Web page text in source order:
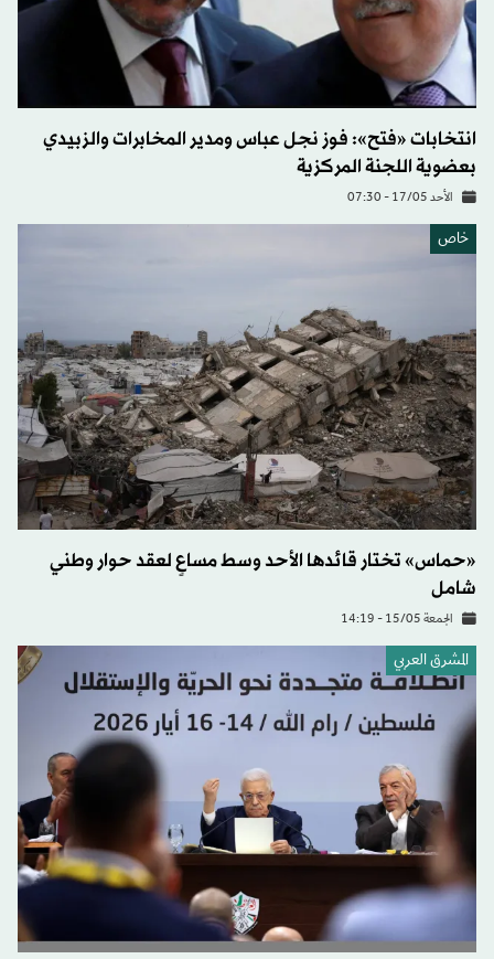
انتخابات «فتح»: فوز نجل عباس ومدير المخابرات والزبيدي
بعضوية اللجنة المركزية
الأحد 17/05 - 07:30
خاص
«حماس» تختار قائدها الأحد وسط مساعٍ لعقد حوار وطني
شامل
الجمعة 15/05 - 14:19
المشرق العربي